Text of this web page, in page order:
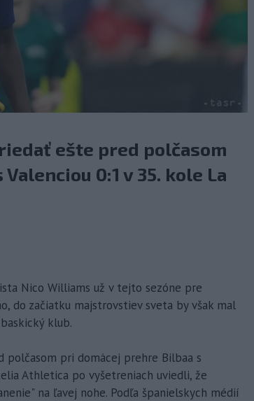
ešte pred polčasom
0:1 v 35. kole La
Nico Williams už v tejto sezóne pre
do začiatku majstrovstiev sveta by však mal
klub.
pri domácej prehre Bilbaa s
Athletica po vyšetreniach uviedli, že
na ľavej nohe. Podľa španielskych médií